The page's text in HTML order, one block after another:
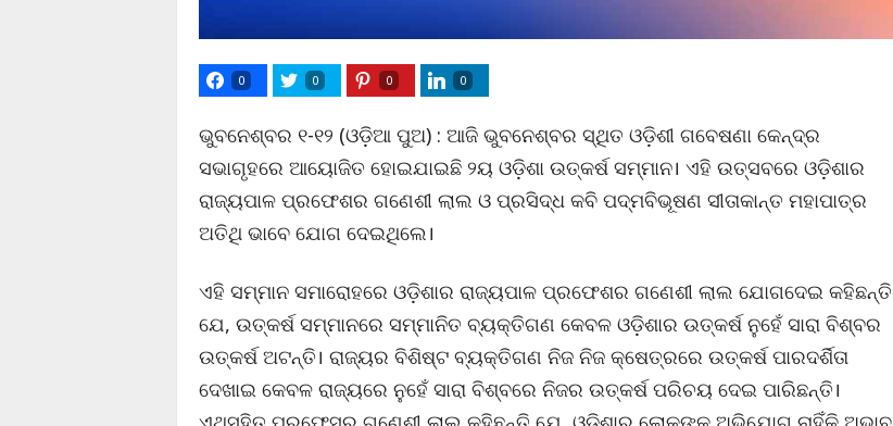
0 0 0 0
ଭୁବନେଶ୍ବର ୧-୧୨ (ଓଡ଼ିଆ ପୁଅ) : ଆଜି ଭୁବନେଶ୍ବର ସ୍ଥିତ ଓଡ଼ିଶୀ ଗବେଷଣା କେନ୍ଦ୍ର
ସଭାଗୃହରେ ଆୟୋଜିତ ହୋଇଯାଇଛି ୨ୟ ଓଡ଼ିଶା ଉତ୍କର୍ଷ ସମ୍ମାନ। ଏହି ଉତ୍ସବରେ ଓଡ଼ିଶାର
ରାଜ୍ୟପାଳ ପ୍ରଫେଶର ଗଣେଶୀ ଲାଲ ଓ ପ୍ରସିଦ୍ଧ କବି ପଦ୍ମବିଭୂଷଣ ସୀତାକାନ୍ତ ମହାପାତ୍ର
ଅତିଥି ଭାବେ ଯୋଗ ଦେଇଥିଲେ।
ଏହି ସମ୍ମାନ ସମାରୋହରେ ଓଡ଼ିଶାର ରାଜ୍ୟପାଳ ପ୍ରଫେଶର ଗଣେଶୀ ଲାଲ ଯୋଗଦେଇ କହିଛନ୍ତି
ଯେ, ଉତ୍କର୍ଷ ସମ୍ମାନରେ ସମ୍ମାନିତ ବ୍ୟକ୍ତିଗଣ କେବଳ ଓଡ଼ିଶାର ଉତ୍କର୍ଷ ନୁହେଁ ସାରା ବିଶ୍ବର
ଉତ୍କର୍ଷ ଅଟନ୍ତି। ରାଜ୍ୟର ବିଶିଷ୍ଟ ବ୍ୟକ୍ତିଗଣ ନିଜ ନିଜ କ୍ଷେତ୍ରରେ ଉତ୍କର୍ଷ ପାରଦର୍ଶିତା
ଦେଖାଇ କେବଳ ରାଜ୍ୟରେ ନୁହେଁ ସାରା ବିଶ୍ବରେ ନିଜର ଉତ୍କର୍ଷ ପରିଚୟ ଦେଇ ପାରିଛନ୍ତି।